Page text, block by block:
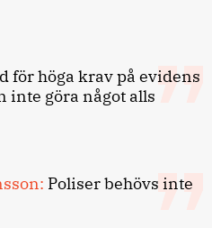
för höga krav på evidens
inte göra något alls
Poliser behövs inte